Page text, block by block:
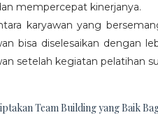
mempercepat kinerjanya.
karyawan yang
bisa diselesaikan dengan
setelah kegiatan pelatihan
Team Building yang Baik